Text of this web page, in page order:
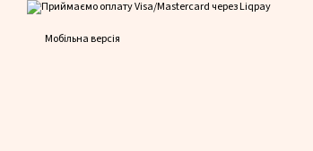
Мобільна версія